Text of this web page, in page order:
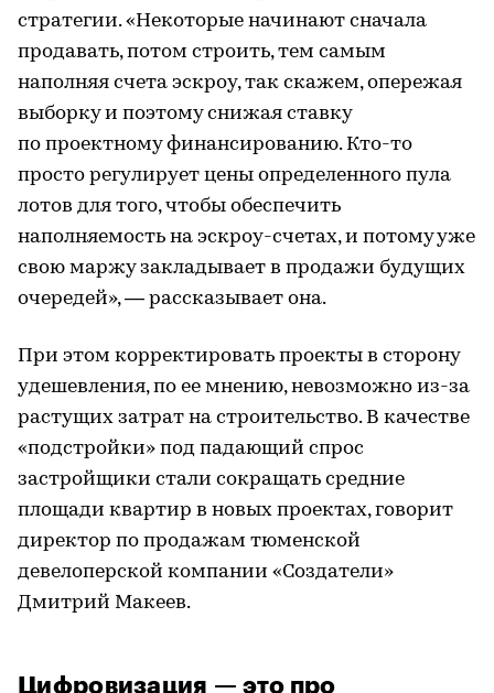
стратегии. «Некоторые начинают сначала
продавать, потом строить, тем самым
наполняя счета эскроу, так скажем, опережая
выборку и поэтому снижая ставку
по проектному финансированию. Кто-то
просто регулирует цены определенного пула
лотов для того, чтобы обеспечить
наполняемость на эскроу-счетах, и потому уже
свою маржу закладывает в продажи будущих
очередей», — рассказывает она.
При этом корректировать проекты в сторону
удешевления, по ее мнению, невозможно из-за
растущих затрат на строительство. В качестве
«подстройки» под падающий спрос
застройщики стали сокращать средние
площади квартир в новых проектах, говорит
директор по продажам тюменской
девелоперской компании «Создатели»
Дмитрий Макеев.
Цифровизация — это про